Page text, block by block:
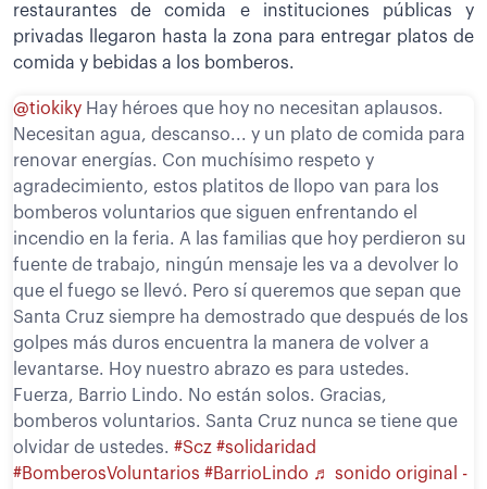
restaurantes de comida e instituciones públicas y
privadas llegaron hasta la zona para entregar platos de
comida y bebidas a los bomberos.
@tiokiky Hay héroes que hoy no necesitan aplausos.
Necesitan agua, descanso... y un plato de comida para
renovar energías. Con muchísimo respeto y
agradecimiento, estos platitos de llopo van para los
bomberos voluntarios que siguen enfrentando el
incendio en la feria. A las familias que hoy perdieron su
fuente de trabajo, ningún mensaje les va a devolver lo
que el fuego se llevó. Pero sí queremos que sepan que
Santa Cruz siempre ha demostrado que después de los
golpes más duros encuentra la manera de volver a
levantarse. Hoy nuestro abrazo es para ustedes.
Fuerza, Barrio Lindo. No están solos. Gracias,
bomberos voluntarios. Santa Cruz nunca se tiene que
olvidar de ustedes. #Scz #solidaridad
#BomberosVoluntarios #BarrioLindo ♬ sonido original -